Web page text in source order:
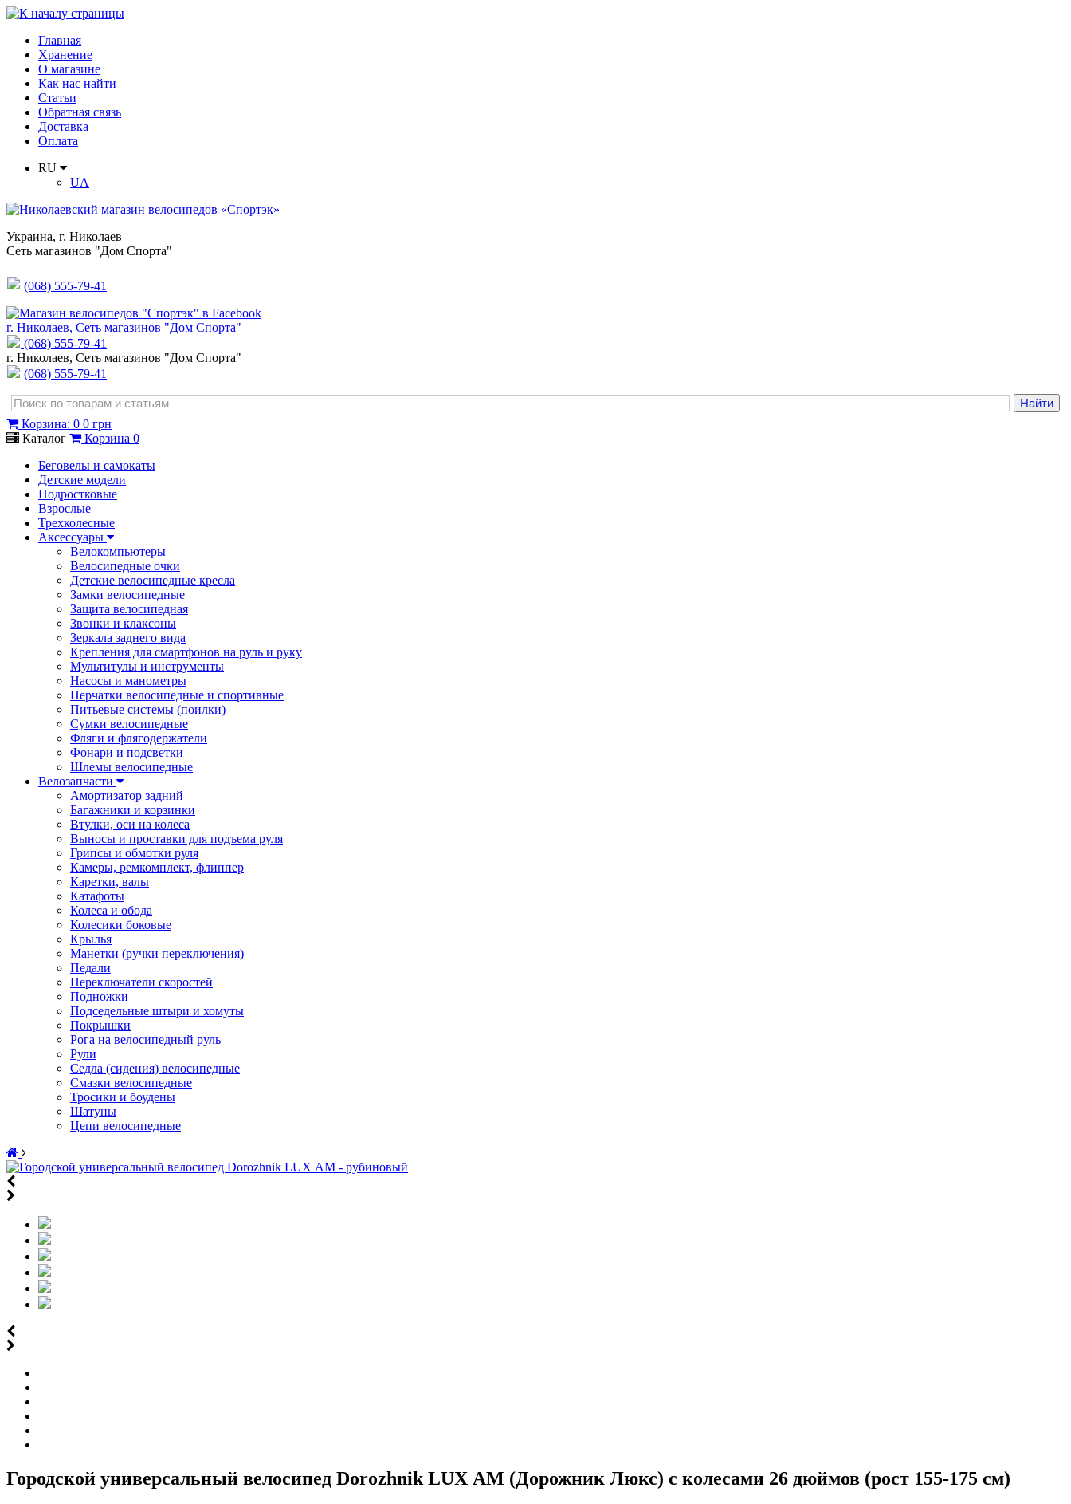
Главная
Хранение
О магазине
Как нас найти
Статьи
Обратная связь
Доставка
Оплата
RU
UA
Украина, г. Николаев
Сеть магазинов "Дом Спорта"
(068) 555-79-41
г. Николаев, Сеть магазинов "Дом Спорта"
(068) 555-79-41
г. Николаев, Сеть магазинов "Дом Спорта"
(068) 555-79-41
Корзина: 0 0 грн
Каталог
Корзина 0
Беговелы и самокаты
Детские модели
Подростковые
Взрослые
Трехколесные
Аксессуары
Велокомпьютеры
Велосипедные очки
Детские велосипедные кресла
Замки велосипедные
Защита велосипедная
Звонки и клаксоны
Зеркала заднего вида
Крепления для смартфонов на руль и руку
Мультитулы и инструменты
Насосы и манометры
Перчатки велосипедные и спортивные
Питьевые системы (поилки)
Сумки велосипедные
Фляги и флягодержатели
Фонари и подсветки
Шлемы велосипедные
Велозапчасти
Амортизатор задний
Багажники и корзинки
Втулки, оси на колеса
Выносы и проставки для подъема руля
Грипсы и обмотки руля
Камеры, ремкомплект, флиппер
Каретки, валы
Катафоты
Колеса и обода
Колесики боковые
Крылья
Манетки (ручки переключения)
Педали
Переключатели скоростей
Подножки
Подседельные штыри и хомуты
Покрышки
Рога на велосипедный руль
Рули
Седла (сидения) велосипедные
Смазки велосипедные
Тросики и боудены
Шатуны
Цепи велосипедные
Городской универсальный велосипед Dorozhnik LUX АМ (Дорожник Люкс) с колесами 26 дюймов (рост 155-175 см)